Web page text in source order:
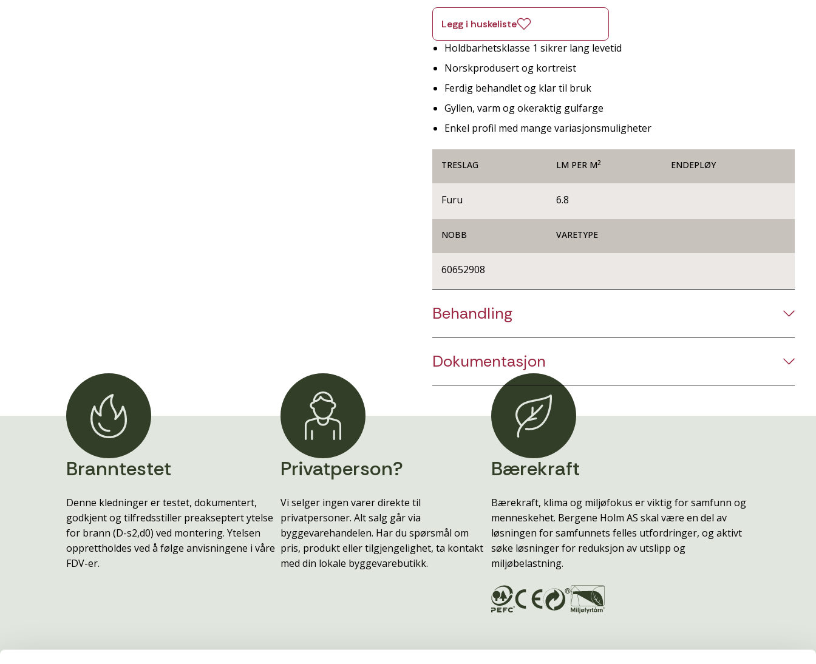
Legg i huskeliste
Holdbarhetsklasse 1 sikrer lang levetid
Norskprodusert og kortreist
Ferdig behandlet og klar til bruk
Gyllen, varm og okeraktig gulfarge
Enkel profil med mange variasjonsmuligheter
TRESLAG LM PER M2 ENDEPLØY
Furu 6.8
NOBB VARETYPE
60652908
Behandling
Dokumentasjon
Branntestet
Denne kledninger er testet, dokumentert,
godkjent og tilfredsstiller preakseptert ytelse
for brann (D-s2,d0) ved montering. Ytelsen
opprettholdes ved å følge anvisningene i våre
FDV-er.
Privatperson?
Vi selger ingen varer direkte til
privatpersoner. Alt salg går via
byggevarehandelen. Har du spørsmål om
pris, produkt eller tilgjengelighet, ta kontakt
med din lokale byggevarebutikk.
Bærekraft
Bærekraft, klima og miljøfokus er viktig for samfunn og
menneskehet. Bergene Holm AS skal være en del av
løsningen for samfunnets felles utfordringer, og aktivt
søke løsninger for reduksjon av utslipp og
miljøbelastning.